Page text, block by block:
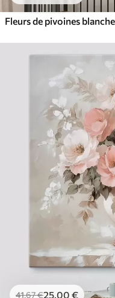
41.67€25.00 €